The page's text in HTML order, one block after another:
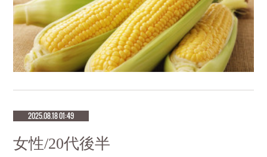
2025.08.18 01:49
女性/20代後半